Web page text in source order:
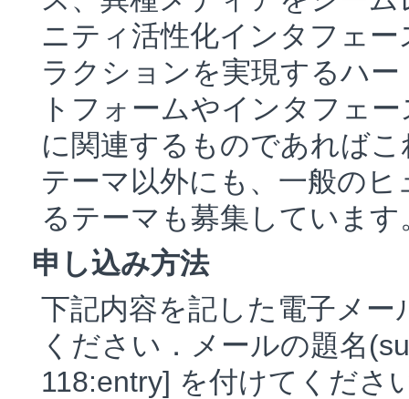
ニティ活性化インタフェ
ラクションを実現するハ
トフォームやインタフェ
に関連するものであれば
テーマ以外にも、一般の
るテーマも募集していま
申し込み方法
下記内容を記した電子メ
ください．メールの題名
118:entry] を付けてくださ